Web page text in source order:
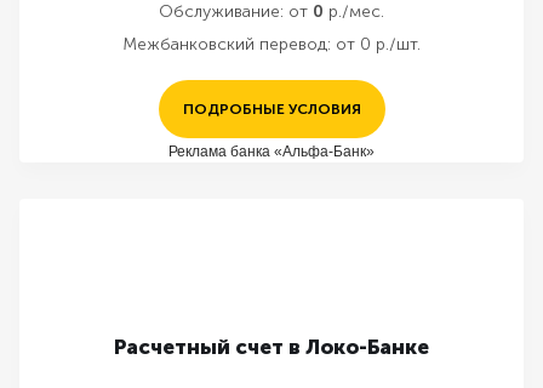
Обслуживание: от 0 р./мес.
Межбанковский перевод: от 0 р./шт.
ПОДРОБНЫЕ УСЛОВИЯ
Реклама банка «Альфа-Банк»
Расчетный счет в Локо-Банке